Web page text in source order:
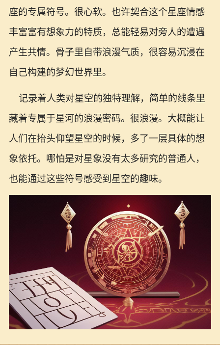
座的专属符号。很心软。也许契合这个星座情感
丰富富有想象力的特质，总能轻易对旁人的遭遇
产生共情。骨子里自带浪漫气质，很容易沉浸在
自己构建的梦幻世界里。
记录着人类对星空的独特理解，简单的线条里
藏着专属于星河的浪漫密码。很浪漫。大概能让
人们在抬头仰望星空的时候，多了一层具体的想
象依托。哪怕是对星象没有太多研究的普通人，
也能通过这些符号感受到星空的趣味。